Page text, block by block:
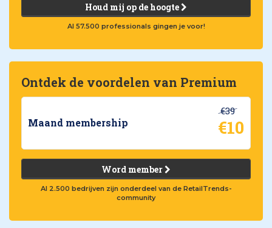
Houd mij op de hoogte
Al 57.500 professionals gingen je voor!
Ontdek de voordelen van Premium
Maand membership
€39
€10
Word member
Al 2.500 bedrijven zijn onderdeel van de RetailTrends-
community